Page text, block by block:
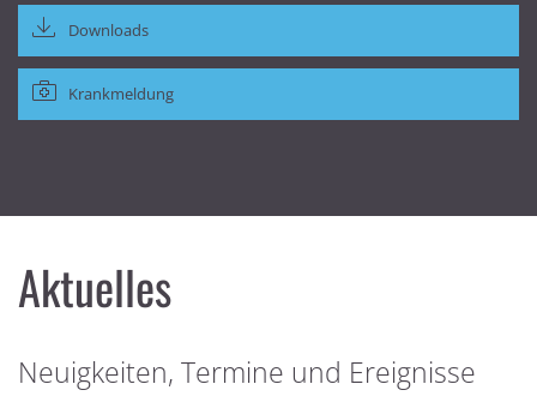
Downloads
Krankmeldung
Aktuelles
Neuigkeiten, Termine und Ereignisse